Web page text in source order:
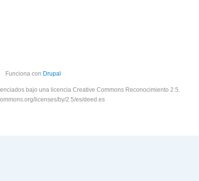
Funciona con Drupal
bajo una licencia Creative Commons Reconocimiento 2.5.
licenses/by/2.5/es/deed.es